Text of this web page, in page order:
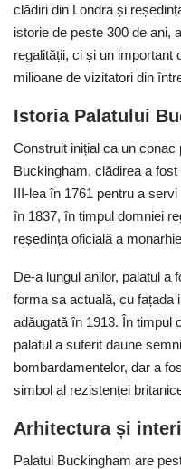
clădiri din Londra și
istorie de peste 300 de ani,
regalității, ci și un important
milioane de vizitatori din
Istoria Palatului
Construit inițial ca un
Buckingham, clădirea a
III-lea în 1761 pentru a
în 1837, în timpul domniei
reședința oficială a
De-a lungul anilor, palatul a
forma sa actuală, cu fațada
adăugată în 1913. În timpul
palatul a suferit daune
bombardamentelor, dar a
simbol al rezistenței
Arhitectura și
Palatul Buckingham are